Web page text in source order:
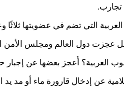
تجارب.
التي تضم في عضويتها
عجزت دول العالم ومجلس الأمن
العربية؟ أَعجز بعضها عن
عن إدخال قارورة ماء أو مد